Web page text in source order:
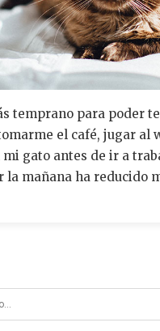
temprano para poder
el café, jugar al
gato antes de ir a
la mañana ha reducido